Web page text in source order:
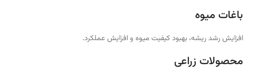
باغات میوه
افزایش رشد ریشه، بهبود کیفیت میوه و افزایش عملکرد.
محصولات زراعی